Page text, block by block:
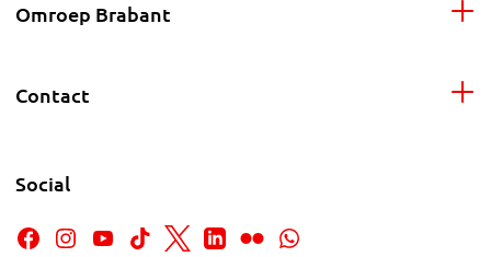
Omroep Brabant
Contact
Social